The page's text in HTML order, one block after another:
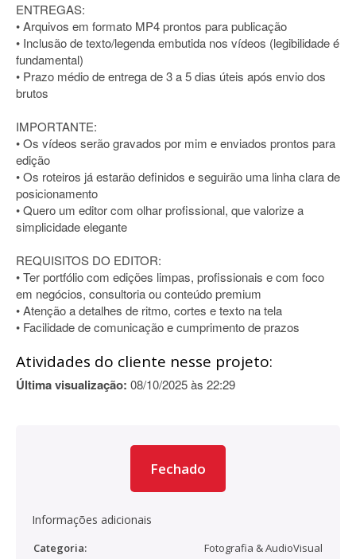
ENTREGAS:
• Arquivos em formato MP4 prontos para publicação
• Inclusão de texto/legenda embutida nos vídeos (legibilidade é
fundamental)
• Prazo médio de entrega de 3 a 5 dias úteis após envio dos
brutos
IMPORTANTE:
• Os vídeos serão gravados por mim e enviados prontos para
edição
• Os roteiros já estarão definidos e seguirão uma linha clara de
posicionamento
• Quero um editor com olhar profissional, que valorize a
simplicidade elegante
REQUISITOS DO EDITOR:
• Ter portfólio com edições limpas, profissionais e com foco
em negócios, consultoria ou conteúdo premium
• Atenção a detalhes de ritmo, cortes e texto na tela
• Facilidade de comunicação e cumprimento de prazos
Atividades do cliente nesse projeto:
Última visualização: 08/10/2025 às 22:29
Fechado
Informações adicionais
Categoria:
Fotografia & AudioVisual